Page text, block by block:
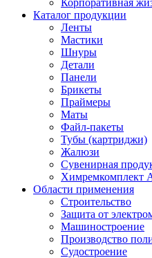
Каталог продукции
Ленты
Мастики
Шнуры
Детали
Панели
Брикеты
Праймеры
Маты
Файл-пакеты
Тубы (картриджи)
Жалюзи
Сувенирная
Химремкомплект
Области применения
Строительство
Защита от
Машиностроение
Производство
Судостроение